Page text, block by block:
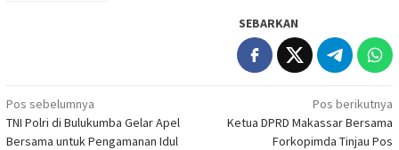
SEBARKAN
Navigasi
pos
Pos sebelumnya
TNI Polri di Bulukumba Gelar Apel
Bersama untuk Pengamanan Idul
Pos berikutnya
Ketua DPRD Makassar Bersama
Forkopimda Tinjau Pos